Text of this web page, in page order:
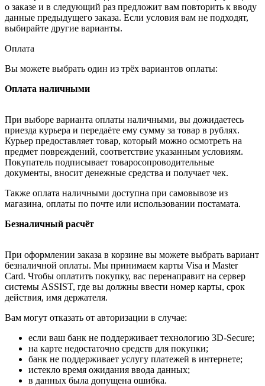
о заказе и в следующий раз предложит вам повторить к вводу
данные предыдущего заказа. Если условия вам не подходят,
выбирайте другие варианты.
Оплата
Вы можете выбрать один из трёх вариантов оплаты:
Оплата наличными
При выборе варианта оплаты наличными, вы дожидаетесь
приезда курьера и передаёте ему сумму за товар в рублях.
Курьер предоставляет товар, который можно осмотреть на
предмет повреждений, соответствие указанным условиям.
Покупатель подписывает товаросопроводительные
документы, вносит денежные средства и получает чек.
Также оплата наличными доступна при самовывозе из
магазина, оплаты по почте или использовании постамата.
Безналичный расчёт
При оформлении заказа в корзине вы можете выбрать вариант
безналичной оплаты. Мы принимаем карты Visa и Master
Card. Чтобы оплатить покупку, вас перенаправит на сервер
системы ASSIST, где вы должны ввести номер карты, срок
действия, имя держателя.
Вам могут отказать от авторизации в случае:
если ваш банк не поддерживает технологию 3D-Secure;
на карте недостаточно средств для покупки;
банк не поддерживает услугу платежей в интернете;
истекло время ожидания ввода данных;
в данных была допущена ошибка.